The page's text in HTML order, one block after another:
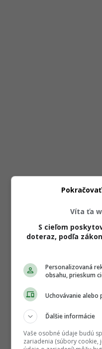
Víta ťa
S cieľom
doteraz, podľa
Personalizovaná
obsahu, prieskum
Uchovávanie
Ďalšie informácie
Vaše osobné údaje budú
zariadenia (súbory cookie,